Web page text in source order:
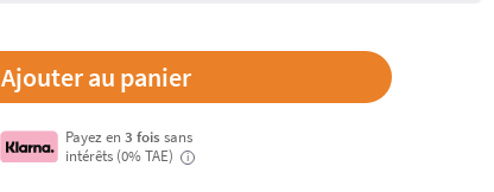
Payez en 3 fois sans
intérêts (0% TAE)
i